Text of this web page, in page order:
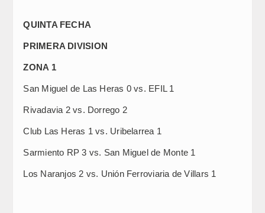
QUINTA FECHA
PRIMERA DIVISION
ZONA 1
San Miguel de Las Heras 0 vs. EFIL 1
Rivadavia 2 vs. Dorrego 2
Club Las Heras 1 vs. Uribelarrea 1
Sarmiento RP 3 vs. San Miguel de Monte 1
Los Naranjos 2 vs. Unión Ferroviaria de Villars 1